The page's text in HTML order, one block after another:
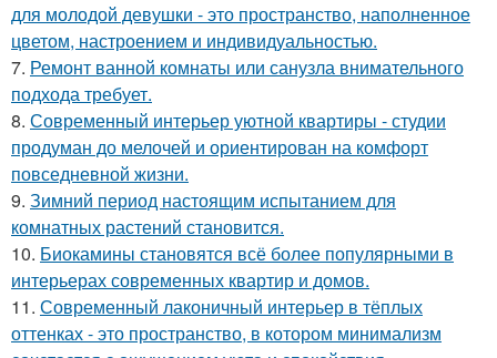
для молодой девушки - это пространство, наполненное
цветом, настроением и индивидуальностью.
7. Ремонт ванной комнаты или санузла внимательного
подхода требует.
8. Современный интерьер уютной квартиры - студии
продуман до мелочей и ориентирован на комфорт
повседневной жизни.
9. Зимний период настоящим испытанием для
комнатных растений становится.
10. Биокамины становятся всё более популярными в
интерьерах современных квартир и домов.
11. Современный лаконичный интерьер в тёплых
оттенках - это пространство, в котором минимализм